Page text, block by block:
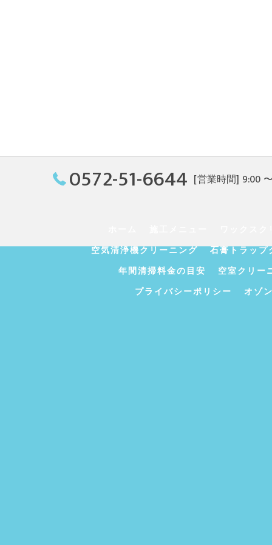
0572-51-6644 [営業時間] 9:00
空気清浄機クリーニング
石膏トラップ
年間清掃料金の目安
空室クリー
プライバシーポリシー
オゾ